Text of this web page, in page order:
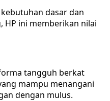
dasar dan
HP ini memberikan nilai
tangguh berkat
mampu menangani
dengan mulus.